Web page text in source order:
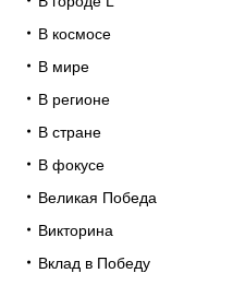
В космосе
В мире
В регионе
В стране
В фокусе
Великая Победа
Викторина
Вклад в Победу